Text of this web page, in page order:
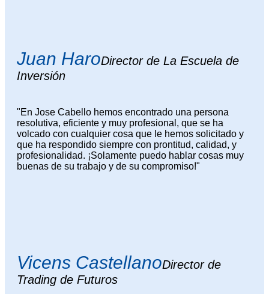
Juan HaroDirector de La Escuela de
Inversión
"En Jose Cabello hemos encontrado una persona
resolutiva, eficiente y muy profesional, que se ha
volcado con cualquier cosa que le hemos solicitado y
que ha respondido siempre con prontitud, calidad, y
profesionalidad. ¡Solamente puedo hablar cosas muy
buenas de su trabajo y de su compromiso!"
Vicens CastellanoDirector de
Trading de Futuros